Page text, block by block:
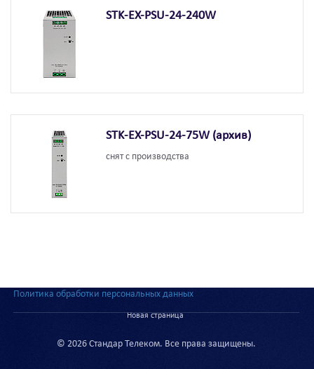
STK-EX-PSU-24-240W
STK-EX-PSU-24-75W (архив)
снят с производства
© 2026 Стандар Телеком. Все права защищены.
Политика обработки персональных данных
Новая страница